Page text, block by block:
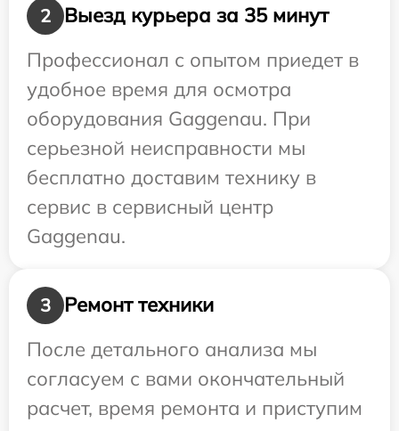
2
Выезд курьера за 35 минут
Профессионал с опытом приедет в
удобное время для осмотра
оборудования Gaggenau. При
серьезной неисправности мы
бесплатно доставим технику в
сервис в сервисный центр
Gaggenau.
3
Ремонт техники
После детального анализа мы
согласуем с вами окончательный
расчет, время ремонта и приступим